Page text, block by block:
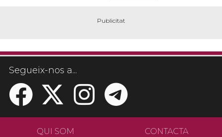
Segueix-nos a...
QUI SOM CONTACTA